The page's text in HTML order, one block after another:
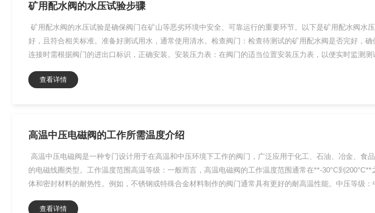
矿用配水阀的水压试验步骤
矿用配水阀的水压试验是确保阀门在矿山等恶劣环境中安全、可靠运行的重要环节。以下是矿用配水阀
好，且符合相关标准。准备好测试用水，通常使用清水。检查阀门：检查待测试的矿用配水阀是否完好，
连接时需根据阀门的进出口标识，正确安装。安装压力表：在阀门的适当位置安装压力表，以便实时监测
查看详情
高温中压电磁阀的工作所需温度介绍
高温中压电磁阀是一种专门设计用于在高温和中压环境下工作的阀门，广泛应用于化工、石油、冶金、
的电磁线圈类型。工作温度范围高温等级：一般而言，高温电磁阀的工作温度范围通常在**-30°C到
体和密封材料的耐热性。例如，不锈钢或特殊合金材料制作的阀门通常具有更好的耐高温性能。中压等级：
查看详情